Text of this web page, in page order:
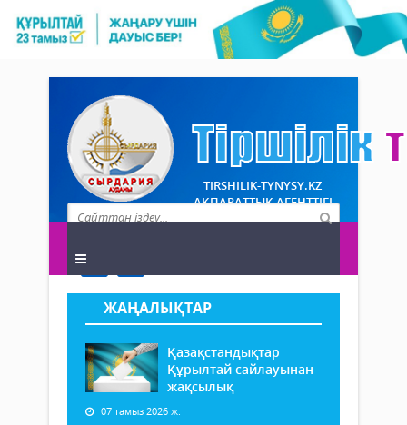
TIRSHILIK-TYNYSY.KZ
АҚПАРАТТЫҚ АГЕНТТІГІ
ЖАҢАЛЫҚТАР
Қазақстандықтар
Құрылтай сайлауынан
жақсылық
07 тамыз 2026 ж.